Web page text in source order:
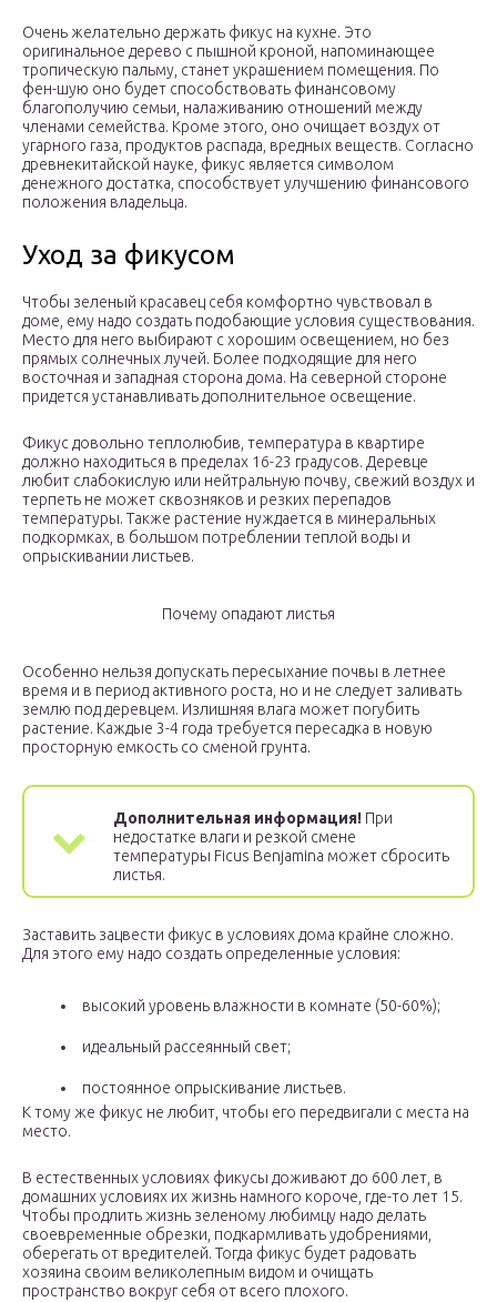
Очень желательно держать фикус на кухне. Это
оригинальное дерево с пышной кроной, напоминающее
тропическую пальму, станет украшением помещения. По
фен-шую оно будет способствовать финансовому
благополучию семьи, налаживанию отношений между
членами семейства. Кроме этого, оно очищает воздух от
угарного газа, продуктов распада, вредных веществ. Согласно
древнекитайской науке, фикус является символом
денежного достатка, способствует улучшению финансового
положения владельца.
Уход за фикусом
Чтобы зеленый красавец себя комфортно чувствовал в
доме, ему надо создать подобающие условия существования.
Место для него выбирают с хорошим освещением, но без
прямых солнечных лучей. Более подходящие для него
восточная и западная сторона дома. На северной стороне
придется устанавливать дополнительное освещение.
Фикус довольно теплолюбив, температура в квартире
должно находиться в пределах 16-23 градусов. Деревце
любит слабокислую или нейтральную почву, свежий воздух и
терпеть не может сквозняков и резких перепадов
температуры. Также растение нуждается в минеральных
подкормках, в большом потреблении теплой воды и
опрыскивании листьев.
Почему опадают листья
Особенно нельзя допускать пересыхание почвы в летнее
время и в период активного роста, но и не следует заливать
землю под деревцем. Излишняя влага может погубить
растение. Каждые 3-4 года требуется пересадка в новую
просторную емкость со сменой грунта.
Дополнительная информация! При
недостатке влаги и резкой смене
температуры Ficus Benjamina может сбросить
листья.
Заставить зацвести фикус в условиях дома крайне сложно.
Для этого ему надо создать определенные условия:
высокий уровень влажности в комнате (50-60%);
идеальный рассеянный свет;
постоянное опрыскивание листьев.
К тому же фикус не любит, чтобы его передвигали с места на
место.
В естественных условиях фикусы доживают до 600 лет, в
домашних условиях их жизнь намного короче, где-то лет 15.
Чтобы продлить жизнь зеленому любимцу надо делать
своевременные обрезки, подкармливать удобрениями,
оберегать от вредителей. Тогда фикус будет радовать
хозяина своим великолепным видом и очищать
пространство вокруг себя от всего плохого.